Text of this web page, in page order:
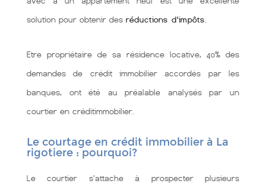
solution pour obtenir des réductions d'impôts
Etre propriétaire de sa résidence locative, 40% des
demandes de crédit immobilier accordés par les
banques, ont été au préalable analysés par un
courtier en créditimmobilier.
Le courtage en crédit immobilier à La
rigotiere : pourquoi?
Le courtier s'attache à prospecter plusieurs